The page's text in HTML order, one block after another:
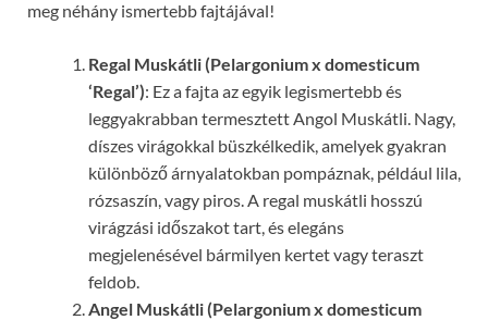
meg néhány ismertebb fajtájával!
Regal Muskátli (Pelargonium x domesticum
‘Regal’): Ez a fajta az egyik legismertebb és
leggyakrabban termesztett Angol Muskátli. Nagy,
díszes virágokkal büszkélkedik, amelyek gyakran
különböző árnyalatokban pompáznak, például lila,
rózsaszín, vagy piros. A regal muskátli hosszú
virágzási időszakot tart, és elegáns
megjelenésével bármilyen kertet vagy teraszt
feldob.
Angel Muskátli (Pelargonium x domesticum